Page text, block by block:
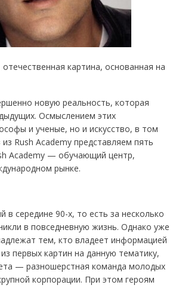
картина, основанная на
новую реальность, которая
Осмыслением этих
и ученые, но и искусство, в том
Rush Academy представляем пять
Academy — обучающий центр,
рынке.
середине 90-х, то есть за несколько
в повседневную жизнь. Однако уже
тем, кто владеет информацией
первых картин на данную тематику,
— разношерстная команда молодых
корпорации. При этом героям